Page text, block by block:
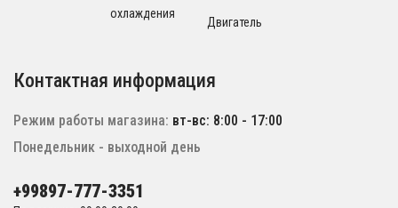
охлаждения
Двигатель
Контактная информация
Режим работы магазина: вт-вс: 8:00 - 17:00
Понедельник - выходной день
+99897-777-3351